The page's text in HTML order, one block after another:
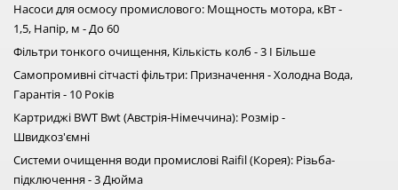
Насоси для осмосу промислового: Мощность мотора, кВт -
1,5, Напір, м - До 60
Фільтри тонкого очищення, Кількість колб - 3 І Більше
Самопромивні сітчасті фільтри: Призначення - Холодна Вода,
Гарантія - 10 Років
Картриджі BWT Bwt (Австрія-Німеччина): Розмір -
Швидкоз'ємні
Системи очищення води промислові Raifil (Корея): Різьба-
підключення - 3 Дюйма